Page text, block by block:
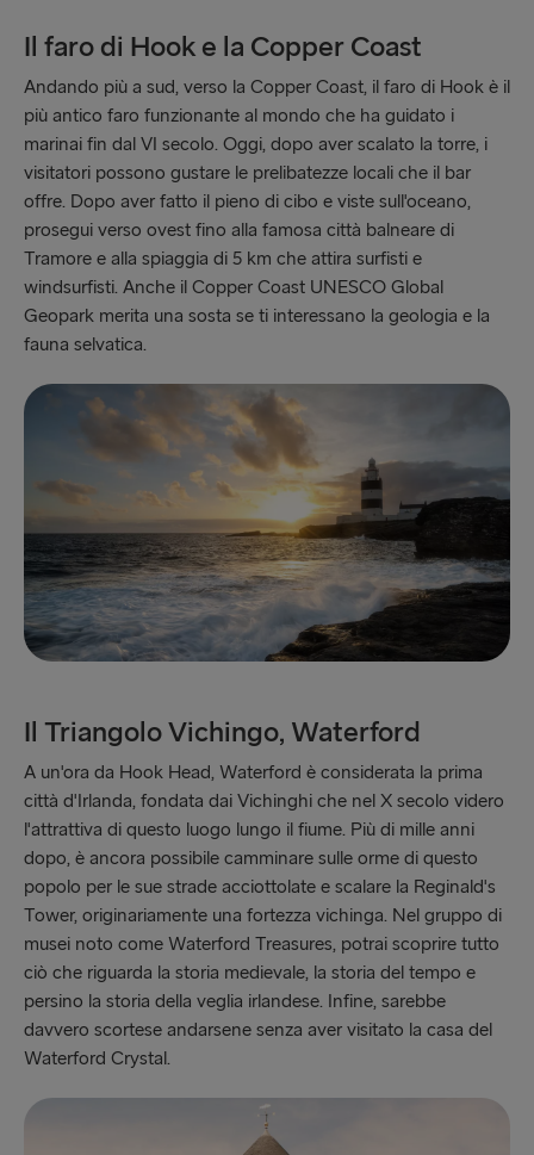
Il faro di Hook e la Copper Coast
Andando più a sud, verso la Copper Coast, il faro di Hook è il
più antico faro funzionante al mondo che ha guidato i
marinai fin dal VI secolo. Oggi, dopo aver scalato la torre, i
visitatori possono gustare le prelibatezze locali che il bar
offre. Dopo aver fatto il pieno di cibo e viste sull'oceano,
prosegui verso ovest fino alla famosa città balneare di
Tramore e alla spiaggia di 5 km che attira surfisti e
windsurfisti. Anche il Copper Coast UNESCO Global
Geopark merita una sosta se ti interessano la geologia e la
fauna selvatica.
Il Triangolo Vichingo, Waterford
A un'ora da Hook Head, Waterford è considerata la prima
città d'Irlanda, fondata dai Vichinghi che nel X secolo videro
l'attrattiva di questo luogo lungo il fiume. Più di mille anni
dopo, è ancora possibile camminare sulle orme di questo
popolo per le sue strade acciottolate e scalare la Reginald's
Tower, originariamente una fortezza vichinga. Nel gruppo di
musei noto come Waterford Treasures, potrai scoprire tutto
ciò che riguarda la storia medievale, la storia del tempo e
persino la storia della veglia irlandese. Infine, sarebbe
davvero scortese andarsene senza aver visitato la casa del
Waterford Crystal.